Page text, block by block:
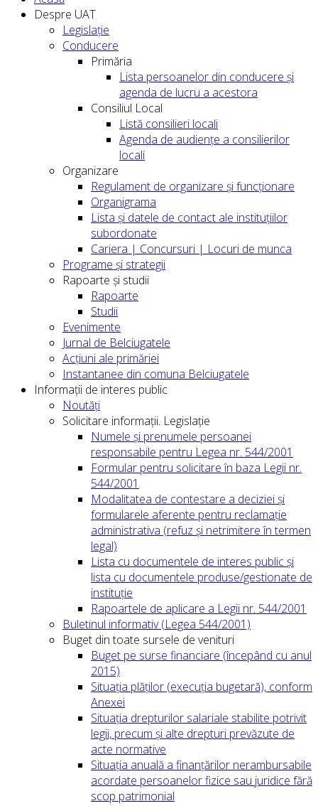
Despre UAT
Legislație
Conducere
Primăria
Lista persoanelor din conducere şi
agenda de lucru a acestora
Consiliul Local
Listă consilieri locali
Agenda de audiențe a consilierilor
locali
Organizare
Regulament de organizare și funcționare
Organigrama
Lista și datele de contact ale instituțiilor
subordonate
Cariera | Concursuri | Locuri de munca
Programe și strategii
Rapoarte și studii
Rapoarte
Studii
Evenimente
Jurnal de Belciugatele
Acțiuni ale primăriei
Instantanee din comuna Belciugatele
Informații de interes public
Noutăți
Solicitare informații. Legislație
Numele și prenumele persoanei
responsabile pentru Legea nr. 544/2001
Formular pentru solicitare în baza Legii nr.
544/2001
Modalitatea de contestare a deciziei și
formularele aferente pentru reclamație
administrativa (refuz și netrimitere în termen
legal)
Lista cu documentele de interes public și
lista cu documentele produse/gestionate de
instituție
Rapoartele de aplicare a Legii nr. 544/2001
Buletinul informativ (Legea 544/2001)
Buget din toate sursele de venituri
Buget pe surse financiare (începând cu anul
2015)
Situația plăților (execuția bugetară), conform
Anexei
Situația drepturilor salariale stabilite potrivit
legii, precum și alte drepturi prevăzute de
acte normative
Situația anuală a finanțărilor nerambursabile
acordate persoanelor fizice sau juridice fără
scop patrimonial